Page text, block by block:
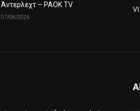
Άντερλεχτ – PAOK TV
07/08/2026